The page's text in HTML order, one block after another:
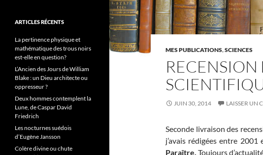
MES PUBLICATIONS,SCIENCES
RECENSION
JUIN 30, 2014 LAISSER UN
Seconde livraison des
j’avais rédigées entre
Paraître. Toujours
ARTICLES RÉCENTS
La pertinence physique et
mathématique des trous noirs
est-elle en question?
L’Ancien des Jours de William
Blake : un Dieu architecte ou
oppresseur ?
Deux hommes contemplent la
Lune, de Caspar David
Friedrich
Les nocturnes suédois
d’Eugène Jansson
Colère divine ou chute